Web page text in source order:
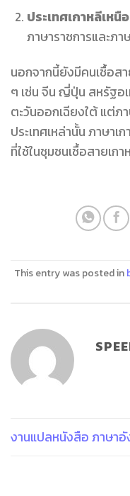
ประเทศเกาหลีเหนือ
ภาษาราชการและภา
นอกจากนี้ยังมีคนเชื้อส
ๆ เช่น จีน ญี่ปุ่น สหรัฐอเ
ตะวันออกเฉียงใต้ แต่ภา
ประเทศเหล่านั้น ภาษา
ที่ใช้ในชุมชนเชื้อสายเกา
This entry was posted in
งานแปลหนังสือ ภาษา